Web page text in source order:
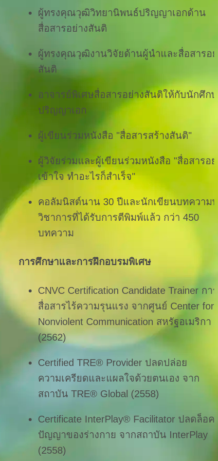
ผู้ทรงคุณวุฒิวิทยานิพนธ์ปริญญาเอกด้าน
สื่อสารอย่างสันติ
ผู้ทรงคุณวุฒิงานวิจัยด้านผู้นำและสื่อสารอ
สันติ
อาจารย์พิเศษสื่อสารอย่างสันติให้กับนักศึก
ปริญญาเอก
ผู้เขียนร่วมหนังสือ "สื่อสารสร้างสันติ"
ผู้วิจัยร่วมและผู้เขียนร่วมหนังสือ "สื่อสารอย่
เข้าใจ ทำอะไรก็สำเร็จ"
คอลัมนิสต์นาน 30 ปีและนักเขียนบทความ
วิชาการที่ได้รับการตีพิมพ์แล้ว กว่า 450
บทความ
การศึกษาและการฝึกอบรมพิเศษ
CNVC Certification Candidate Trainer การ
สื่อสารไร้ความรุนแรง จากศูนย์ Center for
Nonviolent Communication สหรัฐอเมริกา
(2562)
Certified TRE® Provider ปลดปล่อย
ความเครียดและแผลใจด้วยตนเอง จาก
สถาบัน TRE® Global (2558)
Certificate InterPlay® Facilitator ปลดล็อค
ปัญญาของร่างกาย จากสถาบัน InterPlay
(2558)